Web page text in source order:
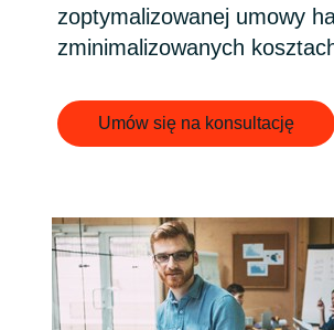
Indonesia
Kuwait
Lithuania
Malaysia
zoptymalizowanej umowy
zminimalizowanych
Umów się na konsultację